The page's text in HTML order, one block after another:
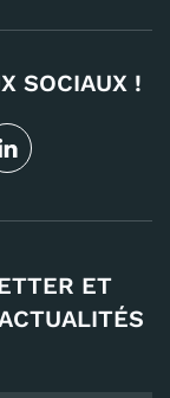
SOCIAUX !
ET